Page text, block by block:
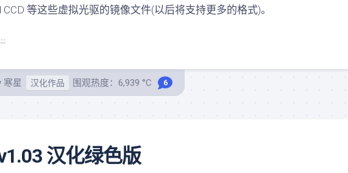
CCD 等这些虚拟光驱的镜像文件(以后将支持更多的格式)。
寒星 汉化作品 围观热度：6,939 °C 6
汉化绿色版